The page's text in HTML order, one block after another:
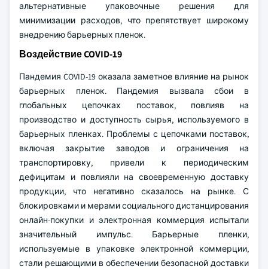
альтернативные упаковочные решения для
минимизации расходов, что препятствует широкому
внедрению барьерных пленок.
Воздействие COVID-19
Пандемия COVID-19 оказала заметное влияние на рынок
барьерных пленок. Пандемия вызвала сбои в
глобальных цепочках поставок, повлияв на
производство и доступность сырья, используемого в
барьерных пленках. Проблемы с цепочками поставок,
включая закрытие заводов и ограничения на
транспортировку, привели к периодическим
дефицитам и повлияли на своевременную доставку
продукции, что негативно сказалось на рынке. С
блокировками и мерами социального дистанцирования
онлайн-покупки и электронная коммерция испытали
значительный импульс. Барьерные пленки,
используемые в упаковке электронной коммерции,
стали решающими в обеспечении безопасной доставки